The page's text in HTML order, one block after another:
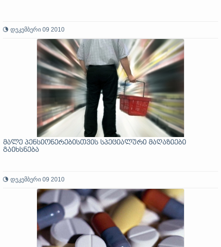
დეკემბერი 09 2010
მალე პენსიონერებისთვის სპეციალური მაღაზიები
გაიხსნება
დეკემბერი 09 2010